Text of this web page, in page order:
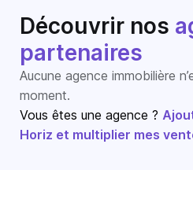
Découvrir nos
partenaires
Aucune agence immobilière
moment.
Vous êtes une agence ?
Horiz et multiplier mes